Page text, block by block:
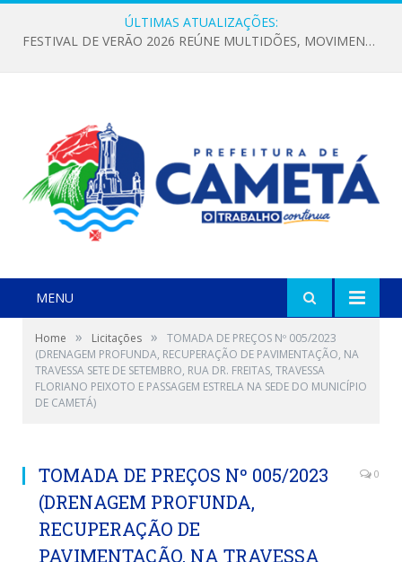
ÚLTIMAS ATUALIZAÇÕES:
FESTIVAL DE VERÃO 2026 REÚNE MULTIDÕES, MOVIMENTA A ECONOMIA E FORTALECE A CULTURA LOCAL
MENU
Home » Licitações »
TOMADA DE PREÇOS Nº 005/2023
(DRENAGEM PROFUNDA, RECUPERAÇÃO DE PAVIMENTAÇÃO, NA
TRAVESSA SETE DE SETEMBRO, RUA DR. FREITAS, TRAVESSA
FLORIANO PEIXOTO E PASSAGEM ESTRELA NA SEDE DO MUNICÍPIO
DE CAMETÁ)
TOMADA DE PREÇOS Nº 005/2023
(DRENAGEM PROFUNDA,
RECUPERAÇÃO DE
PAVIMENTAÇÃO, NA TRAVESSA
0